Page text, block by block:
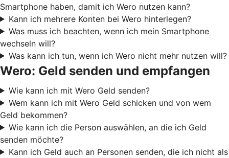
Smartphone haben, damit ich Wero nutzen kann?
Kann ich mehrere Konten bei Wero hinterlegen?
Was muss ich beachten, wenn ich mein Smartphone
wechseln will?
Was kann ich tun, wenn ich Wero nicht mehr nutzen will?
Wero: Geld senden und empfangen
Wie kann ich mit Wero Geld senden?
Wem kann ich mit Wero Geld schicken und von wem
Geld bekommen?
Wie kann ich die Person auswählen, an die ich Geld
senden möchte?
Kann ich Geld auch an Personen senden, die ich nicht als